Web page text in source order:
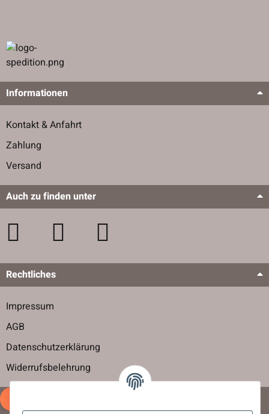
Informationen
Kontakt & Anfahrt
Zahlung
Versand
Auch zu finden unter
Rechtliches
Impressum
AGB
Datenschutzerklärung
Widerrufsbelehrung